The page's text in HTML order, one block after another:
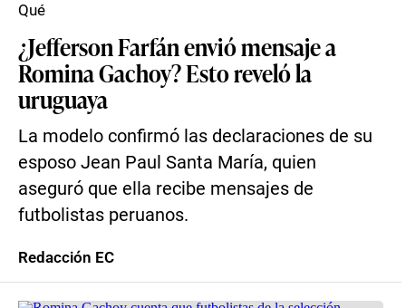
¿Jefferson Farfán envió mensaje a
Romina Gachoy? Esto reveló la
uruguaya
La modelo confirmó las declaraciones de su
esposo Jean Paul Santa María, quien
aseguró que ella recibe mensajes de
futbolistas peruanos.
Qué
Redacción EC